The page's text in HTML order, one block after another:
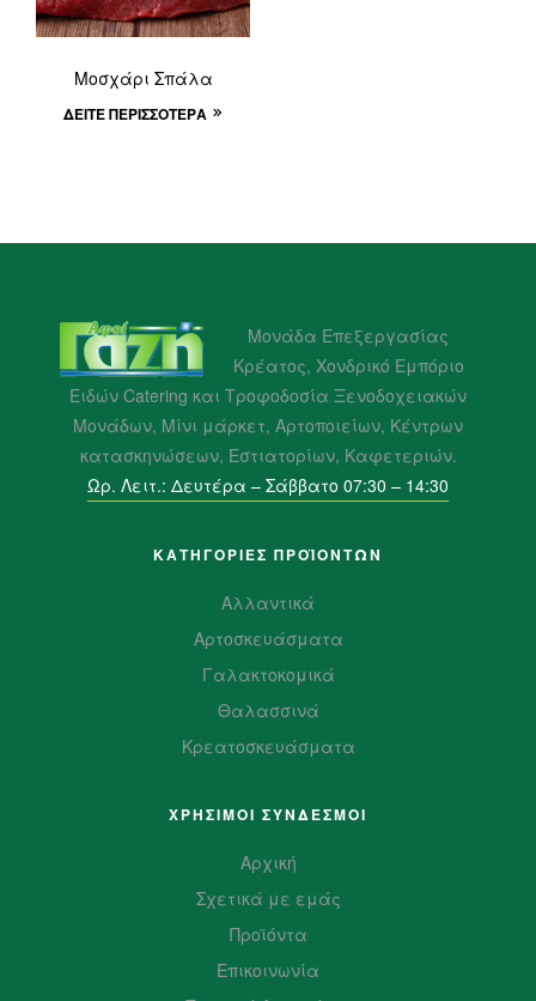
Μοσχάρι Σπάλα
ΔΕΊΤΕ ΠΕΡΙΣΣΌΤΕΡΑ
Μονάδα Επεξεργασίας
Κρέατος, Χονδρικό Εμπόριο
Ειδών Catering και Τροφοδοσία Ξενοδοχειακών
Μονάδων, Μίνι μάρκετ, Αρτοποιείων, Κέντρων
κατασκηνώσεων, Εστιατορίων, Καφετεριών.
Ωρ. Λειτ.: Δευτέρα – Σάββατο 07:30 – 14:30
ΚΑΤΗΓΟΡΙΕΣ ΠΡΟΪΌΝΤΩΝ
Αλλαντικά
Αρτοσκευάσματα
Γαλακτοκομικά
Θαλασσινά
Κρεατοσκευάσματα
ΧΡΗΣΙΜΟΙ ΣΥΝΔΕΣΜΟΙ
Αρχική
Σχετικά με εμάς
Προϊόντα
Επικοινωνία